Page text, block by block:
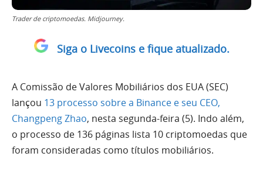
Trader de criptomoedas. Midjourney.
Siga o Livecoins e fique atualizado.
A Comissão de Valores Mobiliários dos EUA (SEC)
lançou 13 processo sobre a Binance e seu CEO,
Changpeng Zhao, nesta segunda-feira (5). Indo além,
o processo de 136 páginas lista 10 criptomoedas que
foram consideradas como títulos mobiliários.